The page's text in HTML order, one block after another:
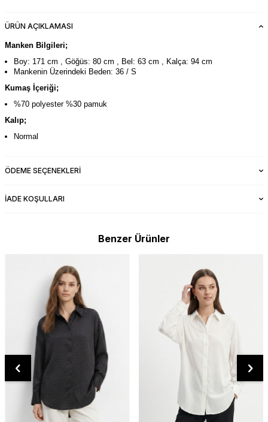
ÜRÜN AÇIKLAMASI
Manken Bilgileri;
Boy: 171 cm , Göğüs: 80 cm , Bel: 63 cm , Kalça: 94 cm
Mankenin Üzerindeki Beden: 36 / S
Kumaş İçeriği;
%70 polyester %30 pamuk
Kalıp;
Normal
ÖDEME SEÇENEKLERI
İADE KOŞULLARI
Benzer Ürünler